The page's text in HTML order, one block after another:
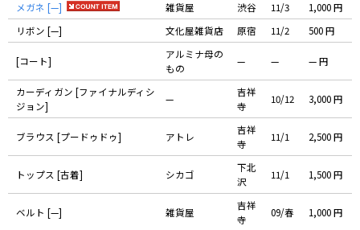
メガネ [—] 雑貨屋 渋谷 11/3
1,000 円
リボン [—]
文化屋雑貨店 原宿 11/2 500 円
[コート]
アルミナ母の
もの
— — — 円
カーディガン [ファイナルディシ
ジョン]
—
吉祥
寺
10/12 3,000 円
ブラウス [プードゥドゥ] アトレ
吉祥
寺
11/1 2,500 円
トップス [古着] シカゴ
下北
沢
11/1 1,500 円
ベルト [—] 雑貨屋
吉祥
寺
09/春 1,000 円